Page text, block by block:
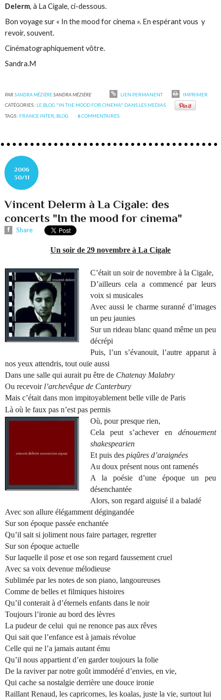
Delerm, à La Cigale, ci-dessous.
Bon voyage sur « In the mood for cinema ». En espérant vous y
revoir, souvent.
Cinématographiquement vôtre.
Sandra.M
PARSANDRA MÉZIÈRESANDRA MÉZIÈRE LIEN PERMANENT
IMPRIMER
CATÉGORIES : LE BLOG "IN THE MOOD FOR CINEMA" DANS LES MEDIAS
TAGS : FRANCE INTER BLOG 6COMMENTAIRES
2006
30/11
Vincent Delerm à La Cigale: des
concerts "In the mood for cinema"
Share
Un soir de 29 novembre à La Cigale
C’était un soir de novembre à la Cigale,
D’ailleurs cela a commencé par leurs
voix si musicales
Avec aussi le charme suranné d’images
un peu jaunies
Sur un rideau blanc quand même un peu
décrépi
Puis, l’un s’évanouit, l’autre apparut à
nos yeux attendris, tout ouïe aussi
Dans une salle qui aurait pu être de Chatenay Malabry
Ou recevoir l’archevêque de Canterbury
Mais c’était dans mon impitoyablement belle ville de Paris
Là où le faux pas n’est pas permis
Où, pour presque rien,
Cela peut s’achever en dénouement
shakespearien
Et puis des piqûres d’araignées
Au doux présent nous ont ramenés
A la poésie d’une époque un peu
désenchantée
Alors, son regard aiguisé il a baladé
Avec son allure élégamment dégingandée
Sur son époque passée enchantée
Qu’il sait si joliment nous faire partager, regretter
Sur son époque actuelle
Sur laquelle il pose et ose son regard faussement cruel
Avec sa voix devenue mélodieuse
Sublimée par les notes de son piano, langoureuses
Comme de belles et filmiques histoires
Qu’il conterait à d’éternels enfants dans le noir
Toujours l’ironie au bord des lèvres
La pudeur de celui qui ne renonce pas aux rêves
Qui sait que l’enfance est à jamais révolue
Celle qui ne l’a jamais autant ému
Qu’il nous appartient d’en garder toujours la folie
De la raviver par notre goût immodéré d’envies, en vie,
Qui cache sa nostalgie derrière une douce ironie
Raillant Renaud, les capricornes, les koalas, juste la vie, surtout lui